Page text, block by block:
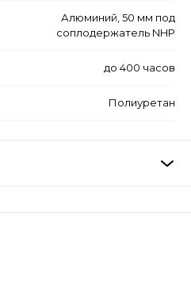
Алюминий, 50 мм под
соплодержатель NHP
до 400 часов
Полиуретан